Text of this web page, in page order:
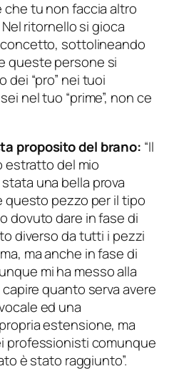
tu non faccia altro
ritornello si gioca
sottolineando
queste persone si
dei “pro” nei tuoi
nel tuo “prime”, non ce
proposito del brano: “Il
estratto del mio
una bella prova
questo pezzo per il tipo
dovuto dare in fase di
diverso da tutti i pezzi
ma anche in fase di
mi ha messo alla
quanto serva avere
ed una
estensione, ma
professionisti comunque
è stato raggiunto”.